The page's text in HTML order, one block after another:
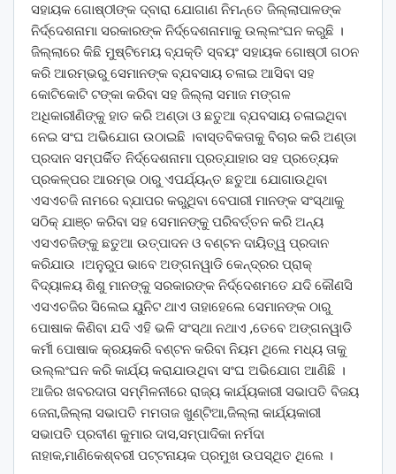
ସହାୟକ ଗୋଷ୍ଠୀଙ୍କ ଦ୍ବାରା ଯୋଗାଣ ନିମନ୍ତେ ଜିଲ୍ଲାପାଳଙ୍କ
ନିର୍ଦ୍ଦେଶନାମା ସରକାରଙ୍କ ନିର୍ଦ୍ଦେଶନାମାକୁ ଉଲ୍ଲଂଘନ କରୁଛି ।
ଜିଲ୍ଲାରେ କିଛି ମୁଷ୍ଟିମେୟ ବ୍ଯକ୍ତି ସ୍ବୟଂ ସହାୟକ ଗୋଷ୍ଠୀ ଗଠନ
କରି ଆରମ୍ଭରୁ ସେମାନଙ୍କ ବ୍ଯବସାୟ ଚଳାଇ ଆସିବା ସହ
କୋଟିକୋଟି ଟଙ୍କା କରିବା ସହ ଜିଲ୍ଲା ସମାଜ ମଙ୍ଗଳ
ଅଧିକାରୀଣିଙ୍କୁ ହାତ କରି ଅଣ୍ଡା ଓ ଛତୁଆ ବ୍ଯବସାୟ ଚଳାଇଥିବା
ନେଇ ସଂଘ ଅଭିଯୋଗ ଉଠାଇଛି ।ବାସ୍ତବିକତାକୁ ବିଚାର କରି ଅଣ୍ଡା
ପ୍ରଦାନ ସମ୍ପର୍କିତ ନିର୍ଦ୍ଦେଶନାମା ପ୍ରତ୍ଯାହାର ସହ ପ୍ରତ୍ୟେକ
ପ୍ରକଳ୍ପର ଆରମ୍ଭ ଠାରୁ ଏପର୍ଯ୍ୟନ୍ତ ଛତୁଆ ଯୋଗାଉଥିବା
ଏସଏଚଜି ନାମରେ ବ୍ଯାପର କରୁଥିବା ବେପାରୀ ମାନଙ୍କ ସଂସ୍ଥାକୁ
ସଠିକ୍ ଯାଞ୍ଚ କରିବା ସହ ସେମାନଙ୍କୁ ପରିବର୍ତ୍ତନ କରି ଅନ୍ୟ
ଏସଏଚଜିଙ୍କୁ ଛତୁଆ ଉତ୍ପାଦନ ଓ ବଣ୍ଟନ ଦାୟିତ୍ୱ ପ୍ରଦାନ
କରିଯାଉ ।ଅନୁରୁପ ଭାବେ ଅଙ୍ଗନୱାଡି କେନ୍ଦ୍ରର ପ୍ରାକ୍
ବିଦ୍ୟାଳୟ ଶିଶୁ ମାନଙ୍କୁ ସରକାରଙ୍କ ନିର୍ଦ୍ଦେଶମତେ ଯଦି କୌଣସି
ଏସଏଚଜିର ସିଲେଇ ୟୁନିଟ ଥାଏ ତାହାହେଲେ ସେମାନଙ୍କ ଠାରୁ
ପୋଷାକ କିଣିବା ଯଦି ଏହି ଭଳି ସଂସ୍ଥା ନଥାଏ ,ତେବେ ଅଙ୍ଗନୱାଡି
କର୍ମୀ ପୋଷାକ କ୍ରୟକରି ବଣ୍ଟନ କରିବା ନିୟମ ଥିଲେ ମଧ୍ୟ ତାକୁ
ଉଲ୍ଲଂଘନ କରି କାର୍ଯ୍ୟ କରାଯାଉଥିବା ସଂଘ ଅଭିଯୋଗ ଆଣିଛି ।
ଆଜିର ଖବରଦାତା ସମ୍ମିଳନୀରେ ରାଜ୍ୟ କାର୍ଯ୍ୟକାରୀ ସଭାପତି ବିଜୟ
ଜେନା,ଜିଲ୍ଲା ସଭାପତି ମମତାଜ ଖୁଣ୍ଟିଆ,ଜିଲ୍ଲା କାର୍ଯ୍ୟକାରୀ
ସଭାପତି ପ୍ରବୀଣ କୁମାର ଦାସ,ସମ୍ପାଦିକା ନର୍ମଦା
ନାହାକ,ମାଣିକେଶ୍ବରୀ ପଟ୍ଟନାୟକ ପ୍ରମୁଖ ଉପସ୍ଥିତ ଥିଲେ ।